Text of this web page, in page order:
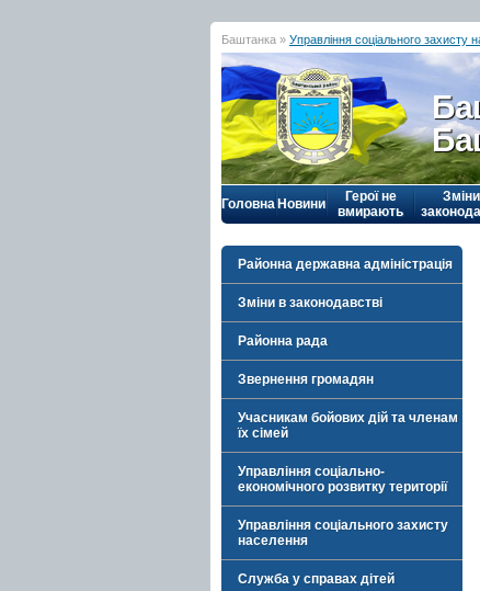
Баштанка » Управління соціального захисту
Головна Новини
Герої не
вмирають
Районна державна адміністрація
Зміни в законодавстві
Районна рада
Звернення громадян
Учасникам бойових дій та членам
їх сімей
Управління соціально-
економічного розвитку території
Управління соціального захисту
населення
Служба у справах дітей